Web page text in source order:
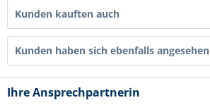
Kunden kauften auch
Kunden haben sich ebenfalls angesehen
Ihre Ansprechpartnerin